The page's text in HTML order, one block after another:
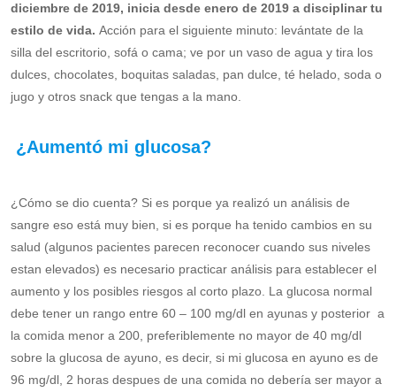
diciembre de 2019, inicia desde enero de 2019 a disciplinar tu
estilo de vida. Acción para el siguiente minuto: levántate de la
silla del escritorio, sofá o cama; ve por un vaso de agua y tira los
dulces, chocolates, boquitas saladas, pan dulce, té helado, soda o
jugo y otros snack que tengas a la mano.
¿Aumentó mi glucosa?
¿Cómo se dio cuenta? Si es porque ya realizó un análisis de
sangre eso está muy bien, si es porque ha tenido cambios en su
salud (algunos pacientes parecen reconocer cuando sus niveles
estan elevados) es necesario practicar análisis para establecer el
aumento y los posibles riesgos al corto plazo. La glucosa normal
debe tener un rango entre 60 – 100 mg/dl en ayunas y posterior a
la comida menor a 200, preferiblemente no mayor de 40 mg/dl
sobre la glucosa de ayuno, es decir, si mi glucosa en ayuno es de
96 mg/dl, 2 horas despues de una comida no debería ser mayor a